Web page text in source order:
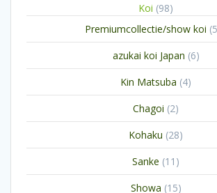
Koi 9898
producten
Premiumcollectie/show koi
azukai koi Japan 66
Kin Matsuba 44
Chagoi 22
Kohaku 2828
Sanke 11 11
Showa 1515